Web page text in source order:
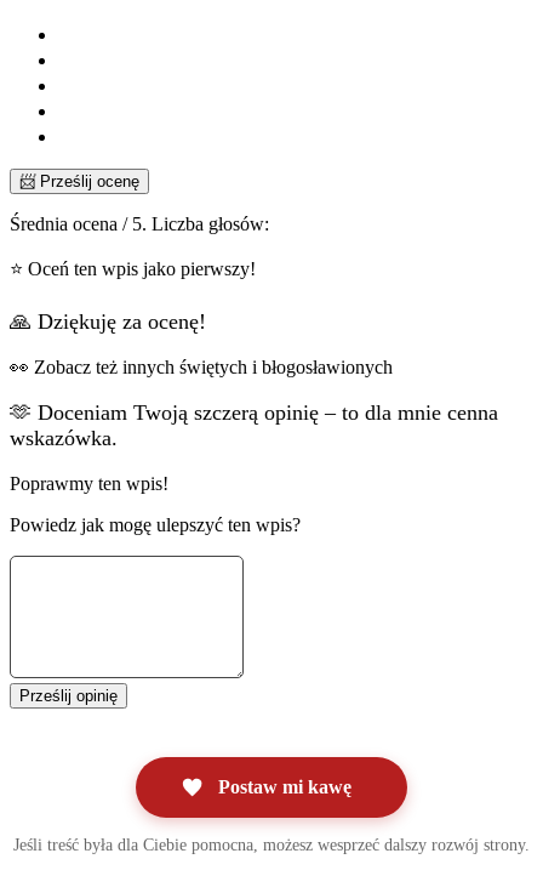
📨 Prześlij ocenę
Średnia ocena / 5. Liczba głosów:
⭐ Oceń ten wpis jako pierwszy!
🙏 Dziękuję za ocenę!
👀 Zobacz też innych świętych i błogosławionych
🫶 Doceniam Twoją szczerą opinię – to dla mnie cenna
wskazówka.
Poprawmy ten wpis!
Powiedz jak mogę ulepszyć ten wpis?
Prześlij opinię
Postaw mi kawę
Jeśli treść była dla Ciebie pomocna, możesz wesprzeć dalszy rozwój strony.